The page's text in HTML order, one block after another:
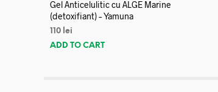
Gel Anticelulitic cu ALGE Marine
(detoxifiant) – Yamuna
110 lei
ADD TO CART